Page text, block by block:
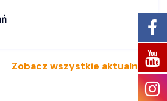
Zobacz wszystkie aktualności